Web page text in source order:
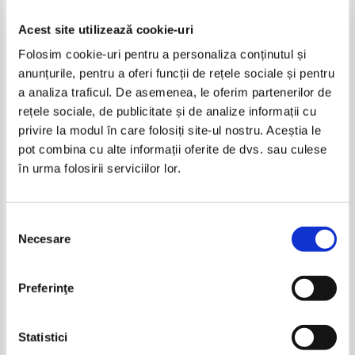
Acest site utilizează cookie-uri
Folosim cookie-uri pentru a personaliza conținutul și
anunțurile, pentru a oferi funcții de rețele sociale și pentru
a analiza traficul. De asemenea, le oferim partenerilor de
rețele sociale, de publicitate și de analize informații cu
privire la modul în care folosiți site-ul nostru. Aceștia le
pot combina cu alte informații oferite de dvs. sau culese
în urma folosirii serviciilor lor.
consimțământului
Necesare
Preferinţe
Statistici
Cu o carte pe taramul vacantei.
IN STOC
Adaugă în coș
Viorica Groza - Zapping sur la
Adaugă în coș
-60%